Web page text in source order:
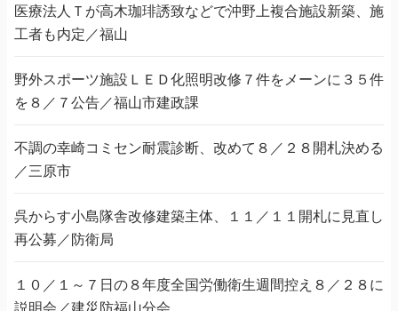
医療法人Ｔが高木珈琲誘致などで沖野上複合施設新築、施
工者も内定／福山
野外スポーツ施設ＬＥＤ化照明改修７件をメーンに３５件
を８／７公告／福山市建政課
不調の幸崎コミセン耐震診断、改めて８／２８開札決める
／三原市
呉からす小島隊舎改修建築主体、１１／１１開札に見直し
再公募／防衛局
１０／１～７日の８年度全国労働衛生週間控え８／２８に